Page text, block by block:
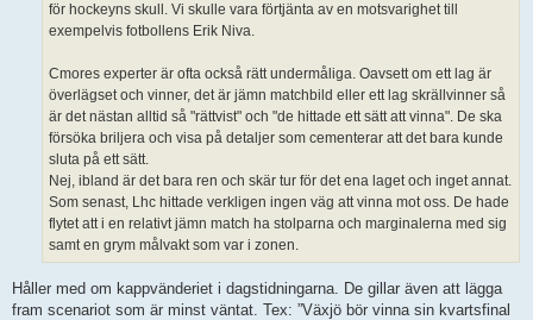
för hockeyns skull. Vi skulle vara förtjänta av en motsvarighet till
exempelvis fotbollens Erik Niva.
Cmores experter är ofta också rätt undermåliga. Oavsett om ett lag är
överlägset och vinner, det är jämn matchbild eller ett lag skrällvinner så
är det nästan alltid så "rättvist" och "de hittade ett sätt att vinna". De ska
försöka briljera och visa på detaljer som cementerar att det bara kunde
sluta på ett sätt.
Nej, ibland är det bara ren och skär tur för det ena laget och inget annat.
Som senast, Lhc hittade verkligen ingen väg att vinna mot oss. De hade
flytet att i en relativt jämn match ha stolparna och marginalerna med sig
samt en grym målvakt som var i zonen.
Håller med om kappvänderiet i dagstidningarna. De gillar även att lägga
fram scenariot som är minst väntat. Tex: ”Växjö bör vinna sin kvartsfinal